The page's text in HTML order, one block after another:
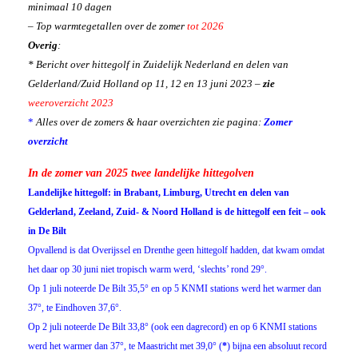
minimaal 10 dagen
– Top warmtegetallen over de zomer tot 2026
Overig :
* Bericht over hittegolf in Zuidelijk Nederland en delen van
Gelderland/Zuid Holland op 11, 12 en 13 juni 2023 – zie
weeroverzicht 2023
* Alles over de zomers & haar overzichten zie pagina: Zomer
overzicht
In de zomer van 2025 twee landelijke hittegolven
Landelijke hittegolf: in Brabant, Limburg, Utrecht en delen van
Gelderland, Zeeland, Zuid- & Noord Holland is de hittegolf een feit – ook
in De Bilt
Opvallend is dat Overijssel en Drenthe geen hittegolf hadden, dat kwam omdat
het daar op 30 juni niet tropisch warm werd, ‘slechts’ rond 29°.
Op 1 juli noteerde De Bilt 35,5° en op 5 KNMI stations werd het warmer dan
37°, te Eindhoven 37,6°.
Op 2 juli noteerde De Bilt 33,8° (ook een dagrecord) en op 6 KNMI stations
werd het warmer dan 37°, te Maastricht met 39,0° (*) bijna een absoluut record